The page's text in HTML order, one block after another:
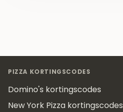
PIZZA KORTINGSCODES
Domino's kortingscodes
New York Pizza kortingscodes